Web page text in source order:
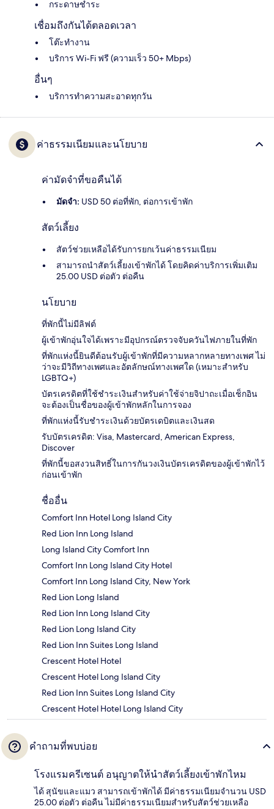
กระดาษชำระ
เชื่อมถึงกันได้ตลอดเวลา
โต๊ะทำงาน
บริการ Wi-Fi ฟรี (ความเร็ว 50+ Mbps)
อื่นๆ
บริการทำความสะอาดทุกวัน
ค่าธรรมเนียมและนโยบาย
ค่ามัดจำที่ขอคืนได้
มัดจำ: USD 50 ต่อที่พัก, ต่อการเข้าพัก
สัตว์เลี้ยง
สัตว์ช่วยเหลือได้รับการยกเว้นค่าธรรมเนียม
สามารถนำสัตว์เลี้ยงเข้าพักได้ โดยคิดค่าบริการเพิ่มเติม
25.00 USD ต่อตัว ต่อคืน
นโยบาย
ที่พักนี้ไม่มีลิฟต์
ผู้เข้าพักอุ่นใจได้เพราะมีอุปกรณ์ตรวจจับควันไฟภายในที่พัก
ที่พักแห่งนี้ยินดีต้อนรับผู้เข้าพักที่มีความหลากหลายทางเพศ ไม่
ว่าจะมีวิถีทางเพศและอัตลักษณ์ทางเพศใด (เหมาะสำหรับ
LGBTQ+)
บัตรเครดิตที่ใช้ชำระเงินสำหรับค่าใช้จ่ายจิปาถะเมื่อเช็กอิน
จะต้องเป็นชื่อของผู้เข้าพักหลักในการจอง
ที่พักแห่งนี้รับชำระเงินด้วยบัตรเดบิตและเงินสด
รับบัตรเครดิต: Visa, Mastercard, American Express,
Discover
ที่พักนี้ขอสงวนสิทธิ์ในการกันวงเงินบัตรเครดิตของผู้เข้าพักไว้
ก่อนเข้าพัก
ชื่ออื่น
Comfort Inn Hotel Long Island City
Red Lion Inn Long Island
Long Island City Comfort Inn
Comfort Inn Long Island City Hotel
Comfort Inn Long Island City, New York
Red Lion Long Island
Red Lion Inn Long Island City
Red Lion Long Island City
Red Lion Inn Suites Long Island
Crescent Hotel Hotel
Crescent Hotel Long Island City
Red Lion Inn Suites Long Island City
Crescent Hotel Hotel Long Island City
คำถามที่พบบ่อย
โรงแรมครีเซนต์ อนุญาตให้นำสัตว์เลี้ยงเข้าพักไหม
ได้ สุนัขและแมว สามารถเข้าพักได้ มีค่าธรรมเนียมจำนวน USD
25.00 ต่อตัว ต่อคืน ไม่มีค่าธรรมเนียมสำหรับสัตว์ช่วยเหลือ